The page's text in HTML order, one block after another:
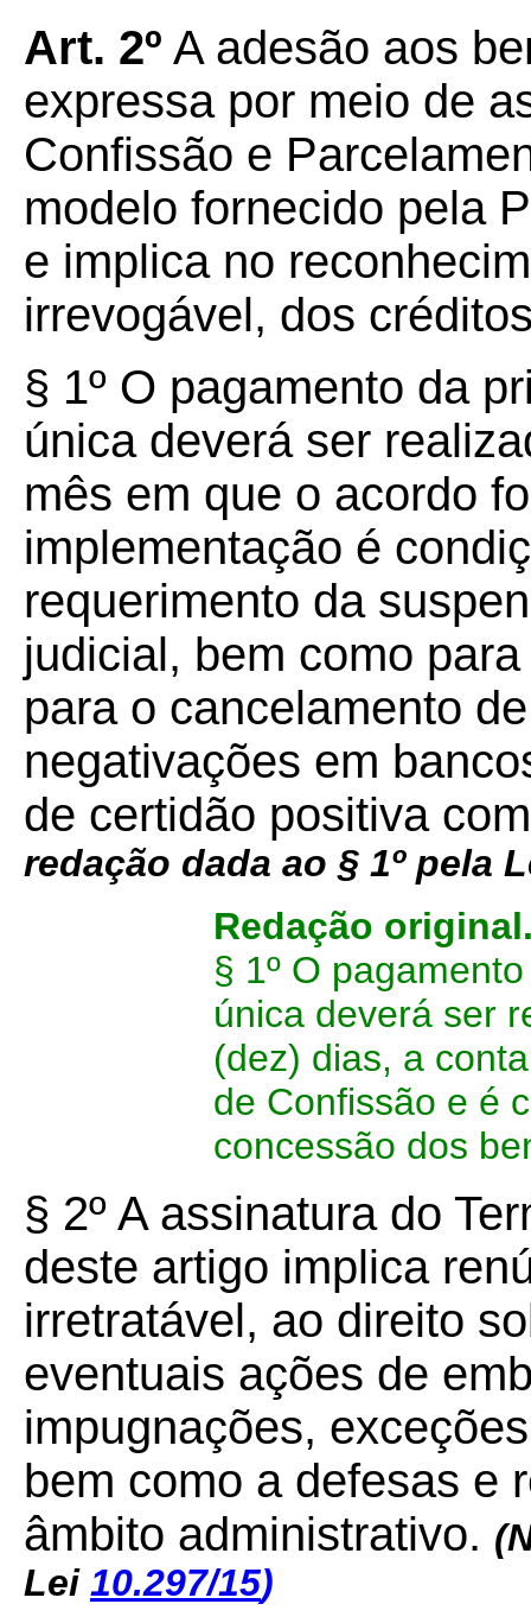
Art. 2º A adesão aos
expressa por meio de
Confissão e
modelo fornecido pela
e implica no
irrevogável, dos
§ 1º O pagamento da
única deverá ser
mês em que o acordo
implementação é
requerimento da
judicial, bem como
para o cancelamento
negativações em
de certidão positiva
redação dada ao § 1º pela
Redação
§ 1º O
única deverá ser
(dez) dias, a
de Confissão e é
concessão dos
§ 2º A assinatura do
deste artigo implica
irretratável, ao direito
eventuais ações de
impugnações,
bem como a defesas e
âmbito administrativo.
Lei 10.297/15)